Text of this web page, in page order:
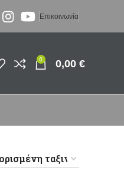
Επικοινωνία
0 0,00 €